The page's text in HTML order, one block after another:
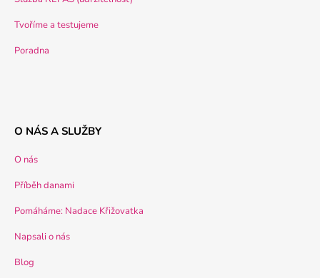
Tvoříme a testujeme
Poradna
O NÁS A SLUŽBY
O nás
Příběh danami
Pomáháme: Nadace Křižovatka
Napsali o nás
Blog